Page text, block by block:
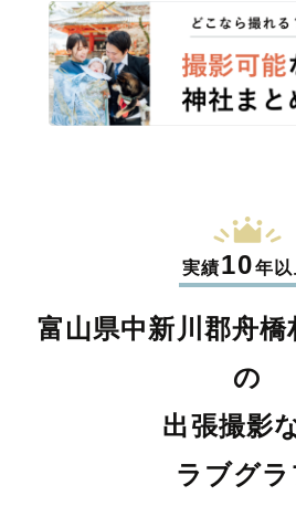
実績10年以
富山県中新川郡舟橋
の
出張撮影
ラブグラ